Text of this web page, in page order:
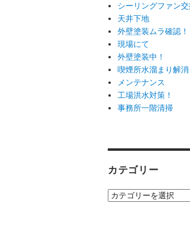
シーリングファン交
天井下地
外壁塗装ムラ確認！
現場にて
外壁塗装中！
喫煙所水溜まり解消
メンテナンス
工場洪水対策！
事務所一階清掃
カテゴリー
カ